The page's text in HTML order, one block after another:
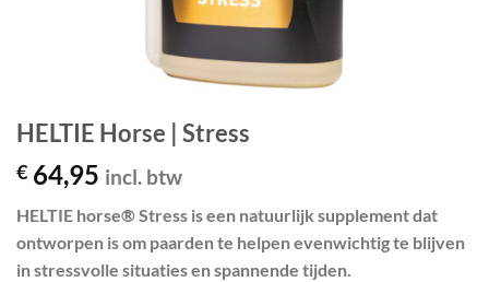
HELTIE Horse | Stress
€ 64,95 incl. btw
HELTIE horse® Stress is een natuurlijk supplement dat
ontworpen is om paarden te helpen evenwichtig te blijven
in stressvolle situaties en spannende tijden.